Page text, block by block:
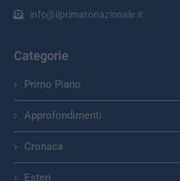
info@ilprimatonazionale.it
Categorie
Primo Piano
Approfondimenti
Cronaca
Esteri